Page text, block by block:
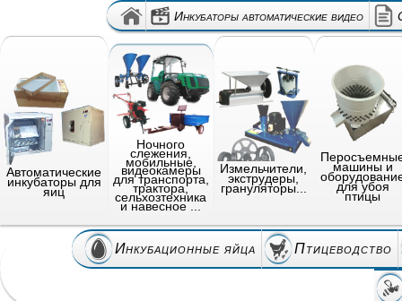
Инкубаторы автоматические видео
Автоматические
инкубаторы для
яиц
Ночного
слежения,
мобильные,
видеокамеры
для транспорта,
трактора,
сельхозтехника
и навесное ...
Измельчители,
экструдеры,
грануляторы...
машины и
для убоя
птицы
Инкубационные яйца Птицеводство